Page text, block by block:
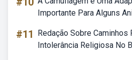
Importante Para Alguns
#11
Redação Sobre Caminhos
Intolerância Religiosa No